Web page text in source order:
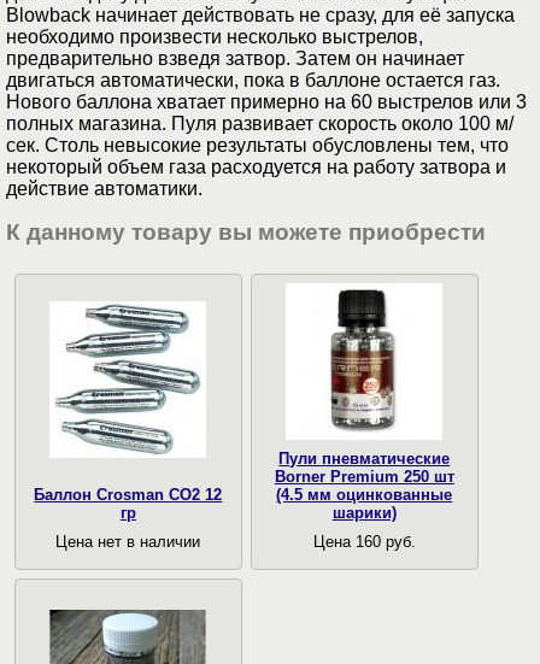
Blowback начинает действовать не сразу, для её запуска
необходимо произвести несколько выстрелов,
предварительно взведя затвор. Затем он начинает
двигаться автоматически, пока в баллоне остается газ.
Нового баллона хватает примерно на 60 выстрелов или 3
полных магазина. Пуля развивает скорость около 100 м/
сек. Столь невысокие результаты обусловлены тем, что
некоторый объем газа расходуется на работу затвора и
действие автоматики.
К данному товару вы можете приобрести
Баллон Crosman CO2 12
гр
Цена нет в наличии
Пули пневматические
Borner Premium 250 шт
(4.5 мм оцинкованные
шарики)
Цена 160 руб.